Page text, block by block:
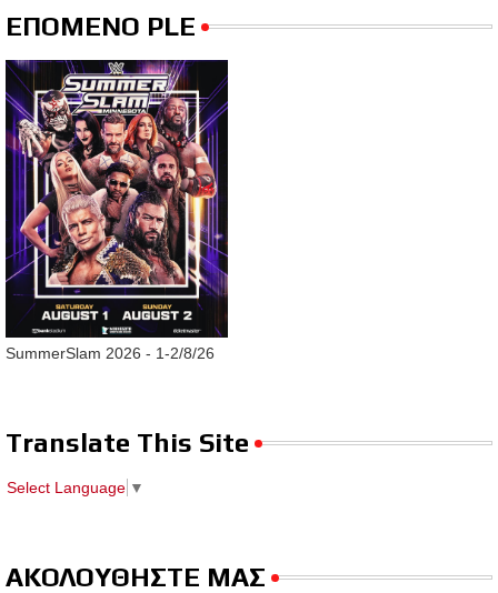
ΕΠΟΜΕΝΟ PLE
SummerSlam 2026 - 1-2/8/26
Translate This Site
Select Language ▼
ΑΚΟΛΟΥΘΗΣΤΕ ΜΑΣ